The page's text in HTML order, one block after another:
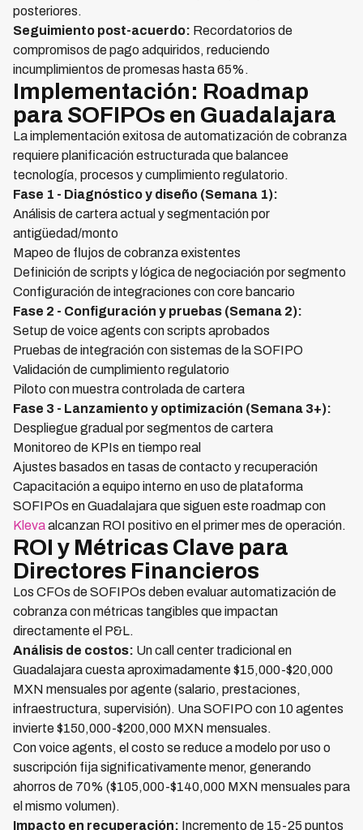
posteriores.
Seguimiento post-acuerdo: Recordatorios de
compromisos de pago adquiridos, reduciendo
incumplimientos de promesas hasta 65%.
Implementación: Roadmap
para SOFIPOs en Guadalajara
La implementación exitosa de automatización de cobranza
requiere planificación estructurada que balancee
tecnología, procesos y cumplimiento regulatorio.
Fase 1 - Diagnóstico y diseño (Semana 1):
Análisis de cartera actual y segmentación por
antigüedad/monto
Mapeo de flujos de cobranza existentes
Definición de scripts y lógica de negociación por segmento
Configuración de integraciones con core bancario
Fase 2 - Configuración y pruebas (Semana 2):
Setup de voice agents con scripts aprobados
Pruebas de integración con sistemas de la SOFIPO
Validación de cumplimiento regulatorio
Piloto con muestra controlada de cartera
Fase 3 - Lanzamiento y optimización (Semana 3+):
Despliegue gradual por segmentos de cartera
Monitoreo de KPIs en tiempo real
Ajustes basados en tasas de contacto y recuperación
Capacitación a equipo interno en uso de plataforma
SOFIPOs en Guadalajara que siguen este roadmap con
Klevaalcanzan ROI positivo en el primer mes de operación.
ROI y Métricas Clave para
Directores Financieros
Los CFOs de SOFIPOs deben evaluar automatización de
cobranza con métricas tangibles que impactan
directamente el P&L.
Análisis de costos: Un call center tradicional en
Guadalajara cuesta aproximadamente $15,000-$20,000
MXN mensuales por agente (salario, prestaciones,
infraestructura, supervisión). Una SOFIPO con 10 agentes
invierte $150,000-$200,000 MXN mensuales.
Con voice agents, el costo se reduce a modelo por uso o
suscripción fija significativamente menor, generando
ahorros de 70% ($105,000-$140,000 MXN mensuales para
el mismo volumen).
Impacto en recuperación: Incremento de 15-25 puntos